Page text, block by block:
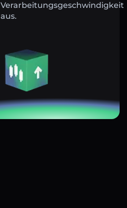
Verarbeitungsgeschwindigkeit
aus.